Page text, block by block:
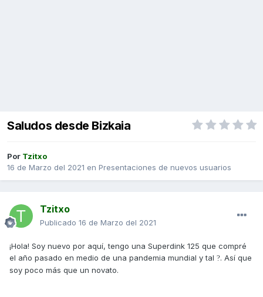
Saludos desde Bizkaia
Por Tzitxo
16 de Marzo del 2021 en Presentaciones de nuevos usuarios
Tzitxo
Publicado 16 de Marzo del 2021
¡Hola! Soy nuevo por aquí, tengo una Superdink 125 que compré
el año pasado en medio de una pandemia mundial y tal ?. Así que
soy poco más que un novato.